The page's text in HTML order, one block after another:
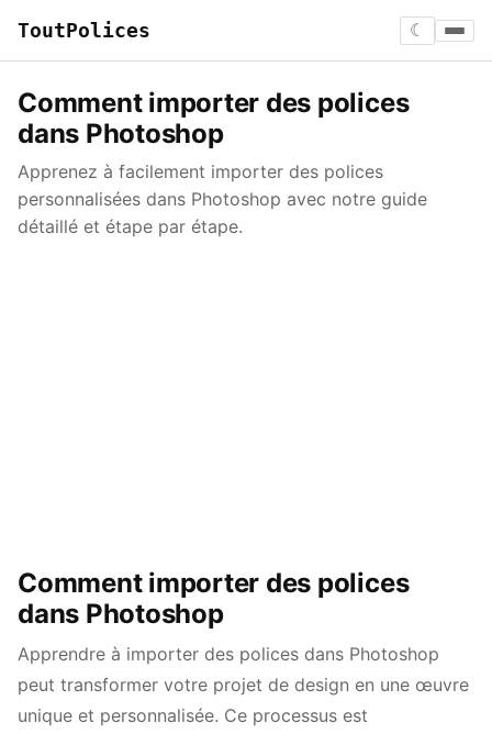
ToutPolices ☾
Comment importer des polices
dans Photoshop
Apprenez à facilement importer des polices
personnalisées dans Photoshop avec notre guide
détaillé et étape par étape.
Comment importer des polices
dans Photoshop
Apprendre à importer des polices dans Photoshop
peut transformer votre projet de design en une œuvre
unique et personnalisée. Ce processus est